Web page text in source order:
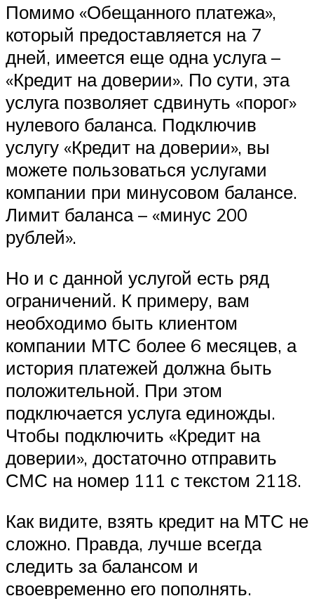
Помимо «Обещанного платежа»,
который предоставляется на 7
дней, имеется еще одна услуга –
«Кредит на доверии». По сути, эта
услуга позволяет сдвинуть «порог»
нулевого баланса. Подключив
услугу «Кредит на доверии», вы
можете пользоваться услугами
компании при минусовом балансе.
Лимит баланса – «минус 200
рублей».
Но и с данной услугой есть ряд
ограничений. К примеру, вам
необходимо быть клиентом
компании МТС более 6 месяцев, а
история платежей должна быть
положительной. При этом
подключается услуга единожды.
Чтобы подключить «Кредит на
доверии», достаточно отправить
СМС на номер 111 с текстом 2118.
Как видите, взять кредит на МТС не
сложно. Правда, лучше всегда
следить за балансом и
своевременно его пополнять.